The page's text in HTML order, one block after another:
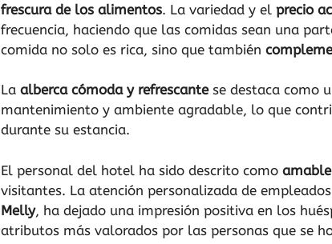
frescura de los alimentos. La variedad y el precio
frecuencia, haciendo que las comidas sean una
comida no solo es rica, sino que también
La alberca cómoda y refrescantese destaca como
mantenimiento y ambiente agradable, lo que
durante su estancia.
El personal del hotel ha sido descrito como
visitantes. La atención personalizada de
Melly, ha dejado una impresión positiva en los
atributos más valorados por las personas que se